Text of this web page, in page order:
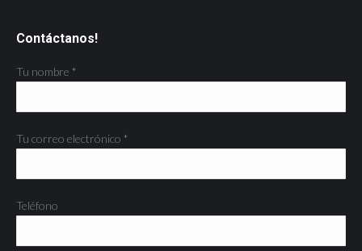
Contáctanos!
Tu nombre *
Tu correo electrónico *
Teléfono